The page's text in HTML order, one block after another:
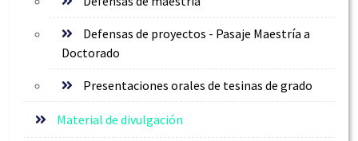
Defensas de proyectos - Pasaje Maestría a
Doctorado
Presentaciones orales de tesinas de grado
Material de divulgación